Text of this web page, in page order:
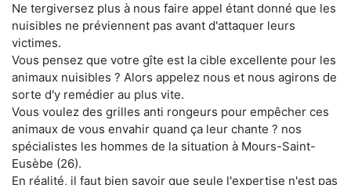
Ne tergiversez plus à nous faire appel étant donné que les
nuisibles ne préviennent pas avant d'attaquer leurs
victimes.
Vous pensez que votre gîte est la cible excellente pour les
animaux nuisibles ? Alors appelez nous et nous agirons de
sorte d'y remédier au plus vite.
Vous voulez des grilles anti rongeurs pour empêcher ces
animaux de vous envahir quand ça leur chante ? nos
spécialistes les hommes de la situation à Mours-Saint-
Eusèbe (26).
En réalité, il faut bien savoir que seule l'expertise n'est pas